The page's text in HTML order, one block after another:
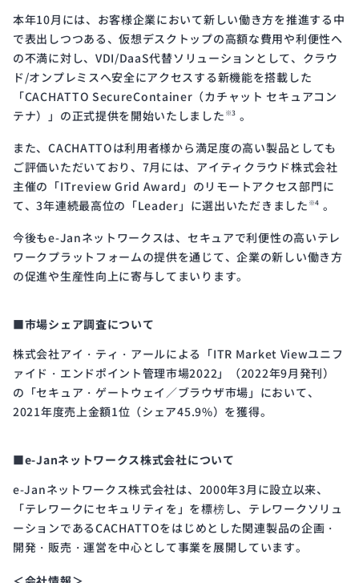
本年10月には、お客様企業において新しい働き方を推進する中
で表出しつつある、仮想デスクトップの高額な費用や利便性へ
の不満に対し、VDI/DaaS代替ソリューションとして、クラウ
ド/オンプレミスへ安全にアクセスする新機能を搭載した
「CACHATTO SecureContainer（カチャット セキュアコン
テナ）」の正式提供を開始いたしました ※3 。
また、CACHATTOは利用者様から満足度の高い製品としても
ご評価いただいており、7月には、アイティクラウド株式会社
主催の「ITreview Grid Award」のリモートアクセス部門に
て、3年連続最高位の「Leader」に選出いただきました ※4 。
今後もe-Janネットワークスは、セキュアで利便性の高いテレ
ワークプラットフォームの提供を通じて、企業の新しい働き方
の促進や生産性向上に寄与してまいります。
■市場シェア調査について
株式会社アイ・ティ・アールによる「ITR Market Viewユニフ
ァイド・エンドポイント管理市場2022」（2022年9月発刊）
の「セキュア・ゲートウェイ／ブラウザ市場」において、
2021年度売上金額1位（シェア45.9%）を獲得。
■e-Janネットワークス株式会社について
e-Janネットワークス株式会社は、2000年3月に設立以来、
「テレワークにセキュリティを」を標榜し、テレワークソリュ
ーションであるCACHATTOをはじめとした関連製品の企画・
開発・販売・運営を中心として事業を展開しています。